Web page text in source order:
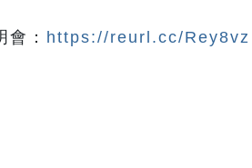
： https://reurl.cc/Rey8vz